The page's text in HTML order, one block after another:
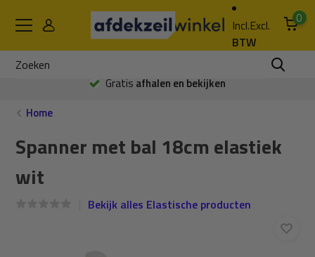
Incl.Excl.
BTW
0
Gratis afhalen en bekijken
Home
Spanner met bal 18cm elastiek
wit
Bekijk alles Elastische producten